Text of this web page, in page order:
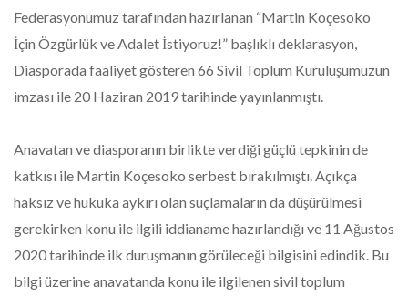
Federasyonumuz tarafından hazırlanan “Martin Koçesoko
İçin Özgürlük ve Adalet İstiyoruz!” başlıklı deklarasyon,
Diasporada faaliyet gösteren 66 Sivil Toplum Kuruluşumuzun
imzası ile 20 Haziran 2019 tarihinde yayınlanmıştı.
Anavatan ve diasporanın birlikte verdiği güçlü tepkinin de
katkısı ile Martin Koçesoko serbest bırakılmıştı. Açıkça
haksız ve hukuka aykırı olan suçlamaların da düşürülmesi
gerekirken konu ile ilgili iddianame hazırlandığı ve 11 Ağustos
2020 tarihinde ilk duruşmanın görüleceği bilgisini edindik. Bu
bilgi üzerine anavatanda konu ile ilgilenen sivil toplum